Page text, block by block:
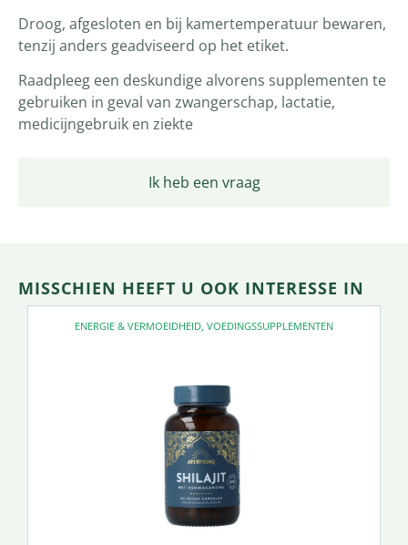
Ik heb een vraag
Droog, afgesloten en bij kamertemperatuur bewaren,
tenzij anders geadviseerd op het etiket.
Raadpleeg een deskundige alvorens supplementen te
gebruiken in geval van zwangerschap, lactatie,
medicijngebruik en ziekte
MISSCHIEN HEEFT U OOK INTERESSE IN
ENERGIE & VERMOEIDHEID VOEDINGSSUPPLEMENTEN